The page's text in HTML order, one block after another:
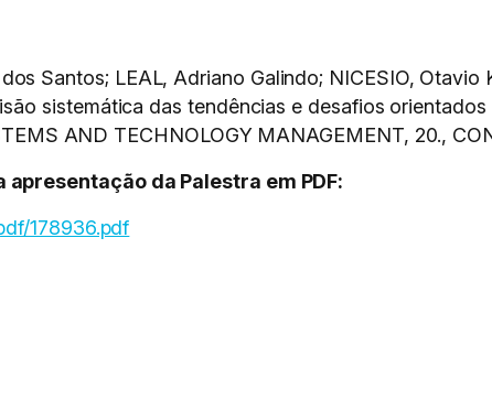
Santos; LEAL, Adriano Galindo; NICESIO,
sistemática das tendências e desafios
AND TECHNOLOGY MANAGEMENT, 20.,
apresentação da Palestra em PDF:
178936.pdf